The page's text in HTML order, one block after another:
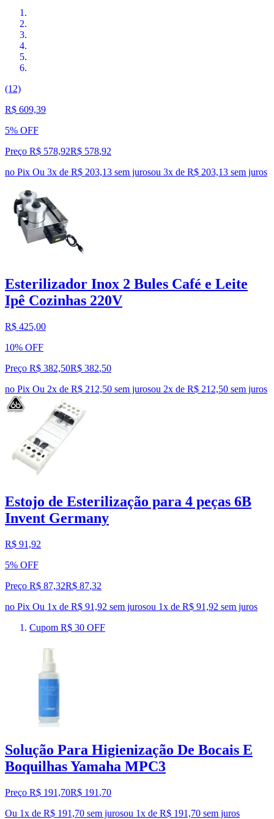
(12)
R$ 609,39
5% OFF
Preço R$ 578,92R$ 578,92
no Pix Ou 3x de R$ 203,13 sem jurosou 3x de R$ 203,13 sem juros
Esterilizador Inox 2 Bules Café e Leite
Ipê Cozinhas 220V
R$ 425,00
10% OFF
Preço R$ 382,50R$ 382,50
no Pix Ou 2x de R$ 212,50 sem jurosou 2x de R$ 212,50 sem juros
Estojo de Esterilização para 4 peças 6B
Invent Germany
R$ 91,92
5% OFF
Preço R$ 87,32R$ 87,32
no Pix Ou 1x de R$ 91,92 sem jurosou 1x de R$ 91,92 sem juros
Cupom R$ 30 OFF
Solução Para Higienização De Bocais E
Boquilhas Yamaha MPC3
Preço R$ 191,70R$ 191 ,70
Ou 1x de R$ 191,70 sem jurosou 1x de R$ 191,70 sem juros